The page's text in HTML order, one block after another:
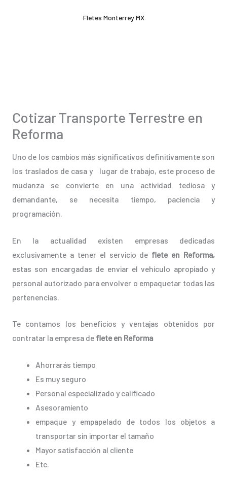
Fletes Monterrey MX
Cotizar Transporte Terrestre en
Reforma
Uno de los cambios más significativos definitivamente son
los traslados de casa y lugar de trabajo, este proceso de
mudanza se convierte en una actividad tediosa y
demandante, se necesita tiempo, paciencia y
programación.
En la actualidad existen empresas dedicadas
exclusivamente a tener el servicio de flete en Reforma,
estas son encargadas de enviar el vehículo apropiado y
personal autorizado para envolver o empaquetar todas las
pertenencias.
Te contamos los beneficios y ventajas obtenidos por
contratar la empresa de flete en Reforma
Ahorrarás tiempo
Es muy seguro
Personal especializado y calificado
Asesoramiento
empaque y empapelado de todos los objetos a
transportar sin importar el tamaño
Mayor satisfacción al cliente
Etc.